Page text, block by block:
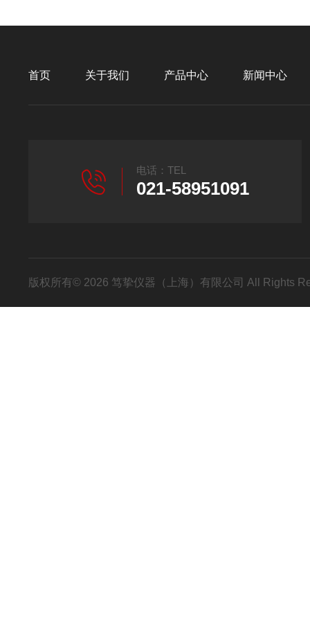
首页 关于我们 产品中心 新闻中心
电话：TEL
021-58951091
版权所有© 2026 笃挚仪器（上海）有限公司 All Rights